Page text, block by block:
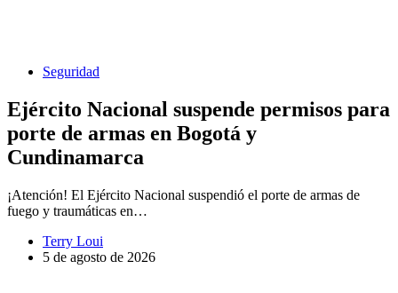
Seguridad
Ejército Nacional suspende permisos para
porte de armas en Bogotá y
Cundinamarca
¡Atención! El Ejército Nacional suspendió el porte de armas de
fuego y traumáticas en…
Terry Loui
5 de agosto de 2026